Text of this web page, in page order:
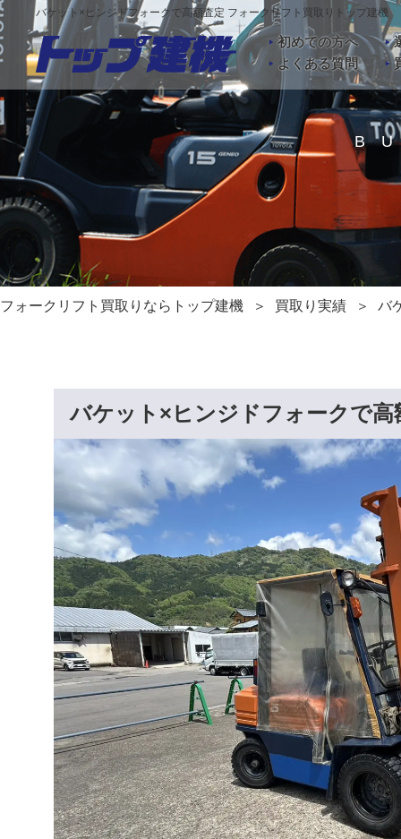
バケット×ヒンジドフォークで高額査定 フォークリフト買取りトップ建機
初めての方へ
よくある質問
フォークリフト買取りならトップ建機 買取り実績 バ
バケット×ヒンジドフォークで高